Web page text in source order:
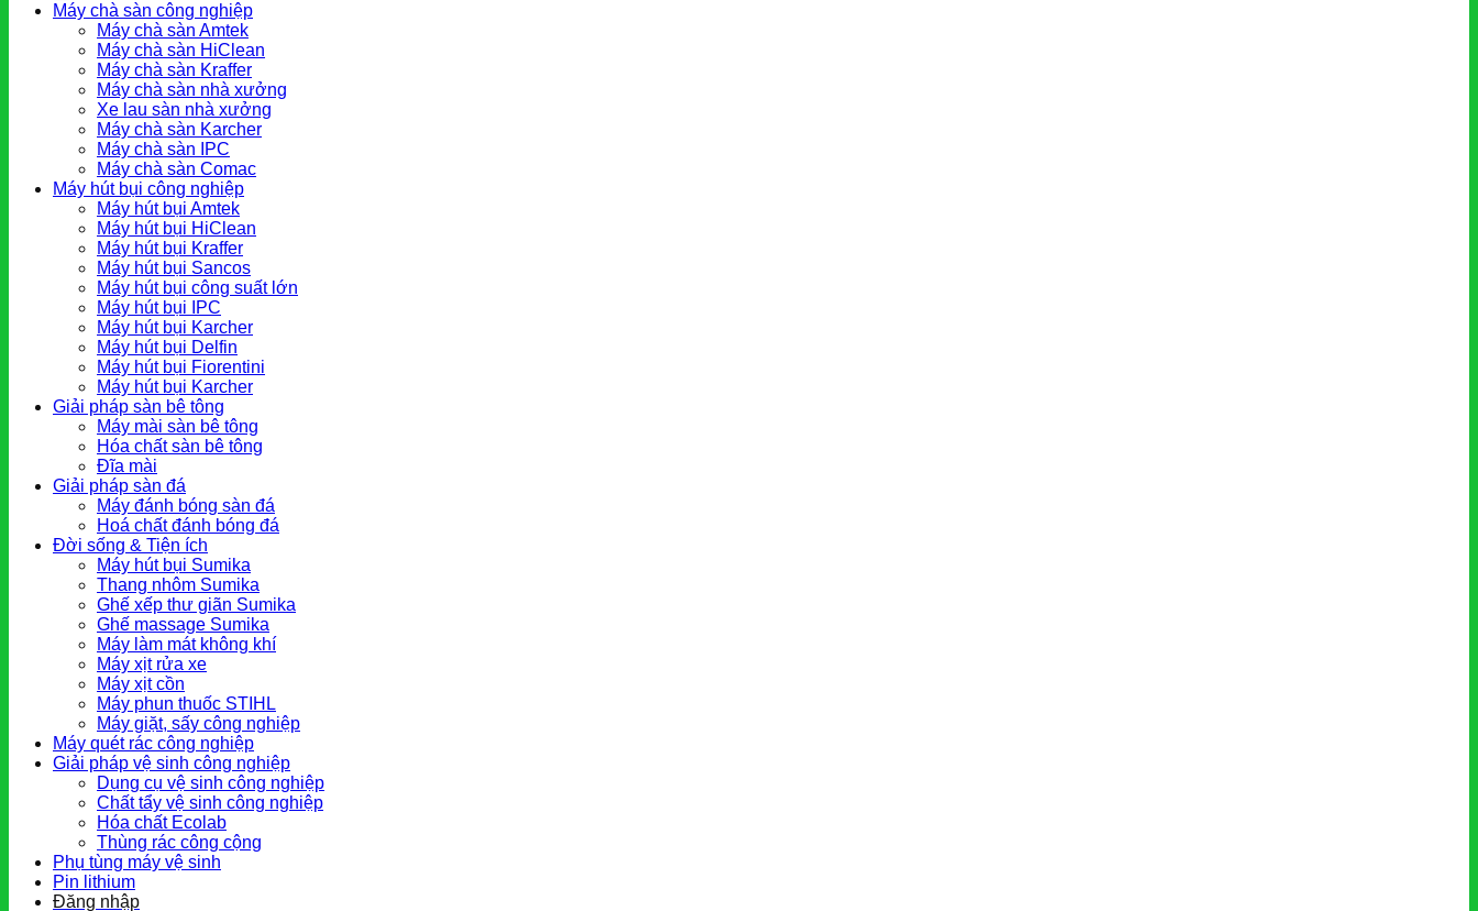
Máy chà sàn công nghiệp
Máy chà sàn Amtek
Máy chà sàn HiClean
Máy chà sàn Kraffer
Máy chà sàn nhà xưởng
Xe lau sàn nhà xưởng
Máy chà sàn Karcher
Máy chà sàn IPC
Máy chà sàn Comac
Máy hút bụi công nghiệp
Máy hút bụi Amtek
Máy hút bụi HiClean
Máy hút bụi Kraffer
Máy hút bụi Sancos
Máy hút bụi công suất lớn
Máy hút bụi IPC
Máy hút bụi Karcher
Máy hút bụi Delfin
Máy hút bụi Fiorentini
Máy hút bụi Karcher
Giải pháp sàn bê tông
Máy mài sàn bê tông
Hóa chất sàn bê tông
Đĩa mài
Giải pháp sàn đá
Máy đánh bóng sàn đá
Hoá chất đánh bóng đá
Đời sống & Tiện ích
Máy hút bụi Sumika
Thang nhôm Sumika
Ghế xếp thư giãn Sumika
Ghế massage Sumika
Máy làm mát không khí
Máy xịt rửa xe
Máy xịt cồn
Máy phun thuốc STIHL
Máy giặt, sấy công nghiệp
Máy quét rác công nghiệp
Giải pháp vệ sinh công nghiệp
Dụng cụ vệ sinh công nghiệp
Chất tẩy vệ sinh công nghiệp
Hóa chất Ecolab
Thùng rác công cộng
Phụ tùng máy vệ sinh
Pin lithium
Đăng nhập